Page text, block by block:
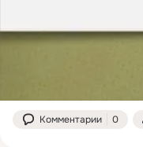
Комментарии 0